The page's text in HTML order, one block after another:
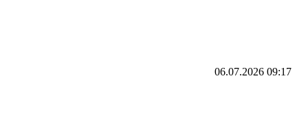
06.07.2026 09:17